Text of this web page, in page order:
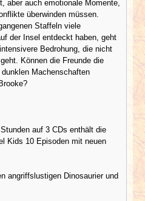
aber auch emotionale Momente,
überwinden müssen.
Staffeln viele
der Insel entdeckt haben, geht
Bedrohung, die nicht
Können die Freunde die
Machenschaften
auf 3 CDs enthält die
Kids 10 Episoden mit neuen
angriffslustigen Dinosaurier und